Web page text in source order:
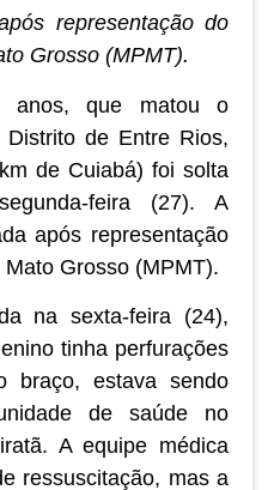
representação do
Grosso (MPMT).
anos, que matou o
de Entre Rios,
de Cuiabá) foi solta
feira (27). A
após representação
Grosso (MPMT).
na sexta-feira (24),
tinha perfurações
estava sendo
de saúde no
A equipe médica
ressuscitação, mas a